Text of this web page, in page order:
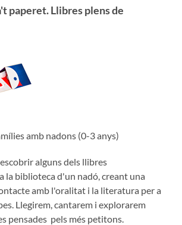
paperet. Llibres plens de
amb nadons (0-3 anys)
alguns dels llibres
la biblioteca d'un nadó, creant una
amb l'oralitat i la literatura per a
Llegirem, cantarem i explorarem
pensades pels més petitons.